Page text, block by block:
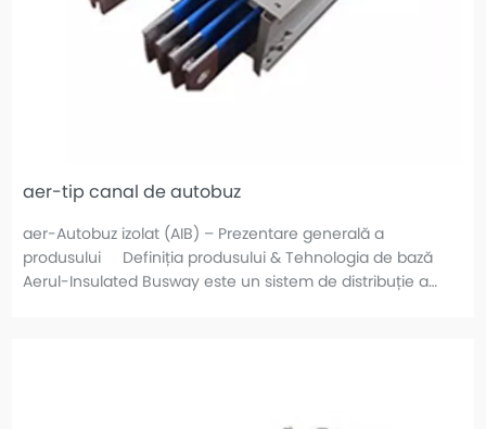
aer-tip canal de autobuz
aer-Autobuz izolat (AIB) – Prezentare generală a
produsului Definiția produsului & Tehnologia de bază
Aerul-Insulated Busway este un sistem de distribuție a